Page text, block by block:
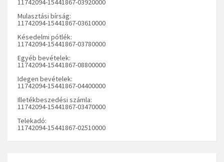
11742094-15441867-03920000
Mulasztási bírság:
11742094-15441867-03610000
Késedelmi pótlék:
11742094-15441867-03780000
Egyéb bevételek:
11742094-15441867-08800000
Idegen bevételek:
11742094-15441867-04400000
Illetékbeszedési számla:
11742094-15441867-03470000
Telekadó:
11742094-15441867-02510000